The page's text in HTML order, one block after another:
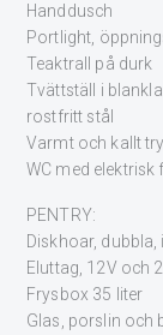
Handdusch
Portlight,
Teaktrall på durk
Tvättställ i
rostfritt stål
Varmt och kallt
WC med
PENTRY:
Diskhoar,
Eluttag, 12V och
Frysbox 35 liter
Glas, porslin och